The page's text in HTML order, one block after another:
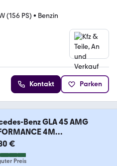
(156 PS) • Benzin
Kontakt Parken
Benz GLA 45 AMG
4M
€
Preis